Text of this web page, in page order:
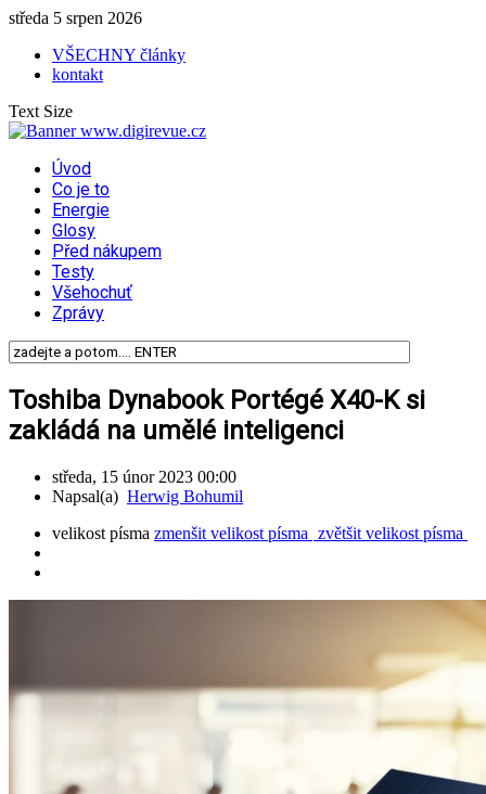
středa 5 srpen 2026
VŠECHNY články
kontakt
Text Size
Úvod
Co je to
Energie
Glosy
Před nákupem
Testy
Všehochuť
Zprávy
Toshiba Dynabook Portégé X40-K si
zakládá na umělé inteligenci
středa, 15 únor 2023 00:00
Napsal(a) Herwig Bohumil
velikost písma zmenšit velikost písma zvětšit velikost písma